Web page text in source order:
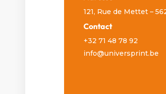
121, Rue de Mettet –
Contact
+32 71 48 78 92
info@universprint.be